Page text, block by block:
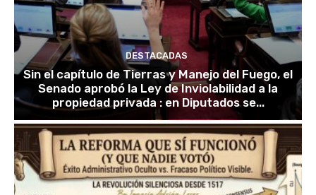
DESTACADAS
Sin el capítulo de Tierras y Manejo del Fuego, el
Senado aprobó la Ley de Inviolabilidad a la
propiedad privada : en Diputados se...